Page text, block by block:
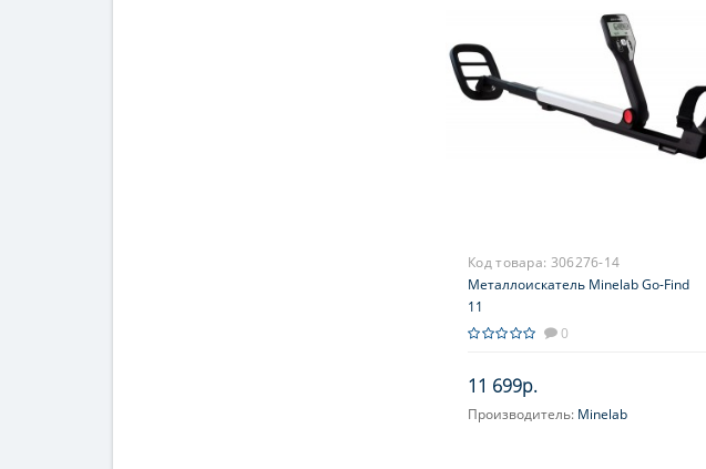
Код товара: 306276-14
Металлоискатель Minelab Go-Find
11
0
11 699р.
Производитель: Minelab